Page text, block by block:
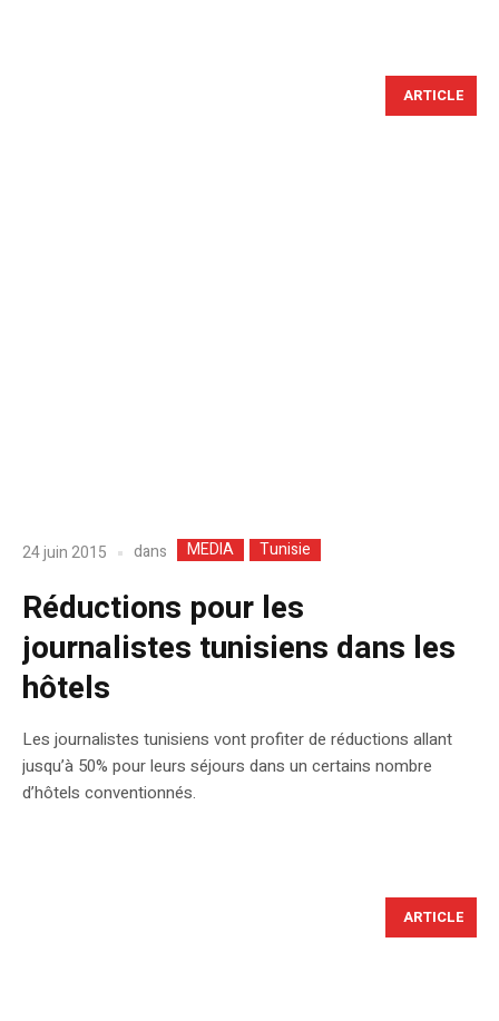
ARTICLE
24 juin 2015 dans MEDIA Tunisie
Réductions pour les
journalistes tunisiens dans les
hôtels
Les journalistes tunisiens vont profiter de réductions allant
jusqu’à 50% pour leurs séjours dans un certains nombre
d’hôtels conventionnés.
ARTICLE